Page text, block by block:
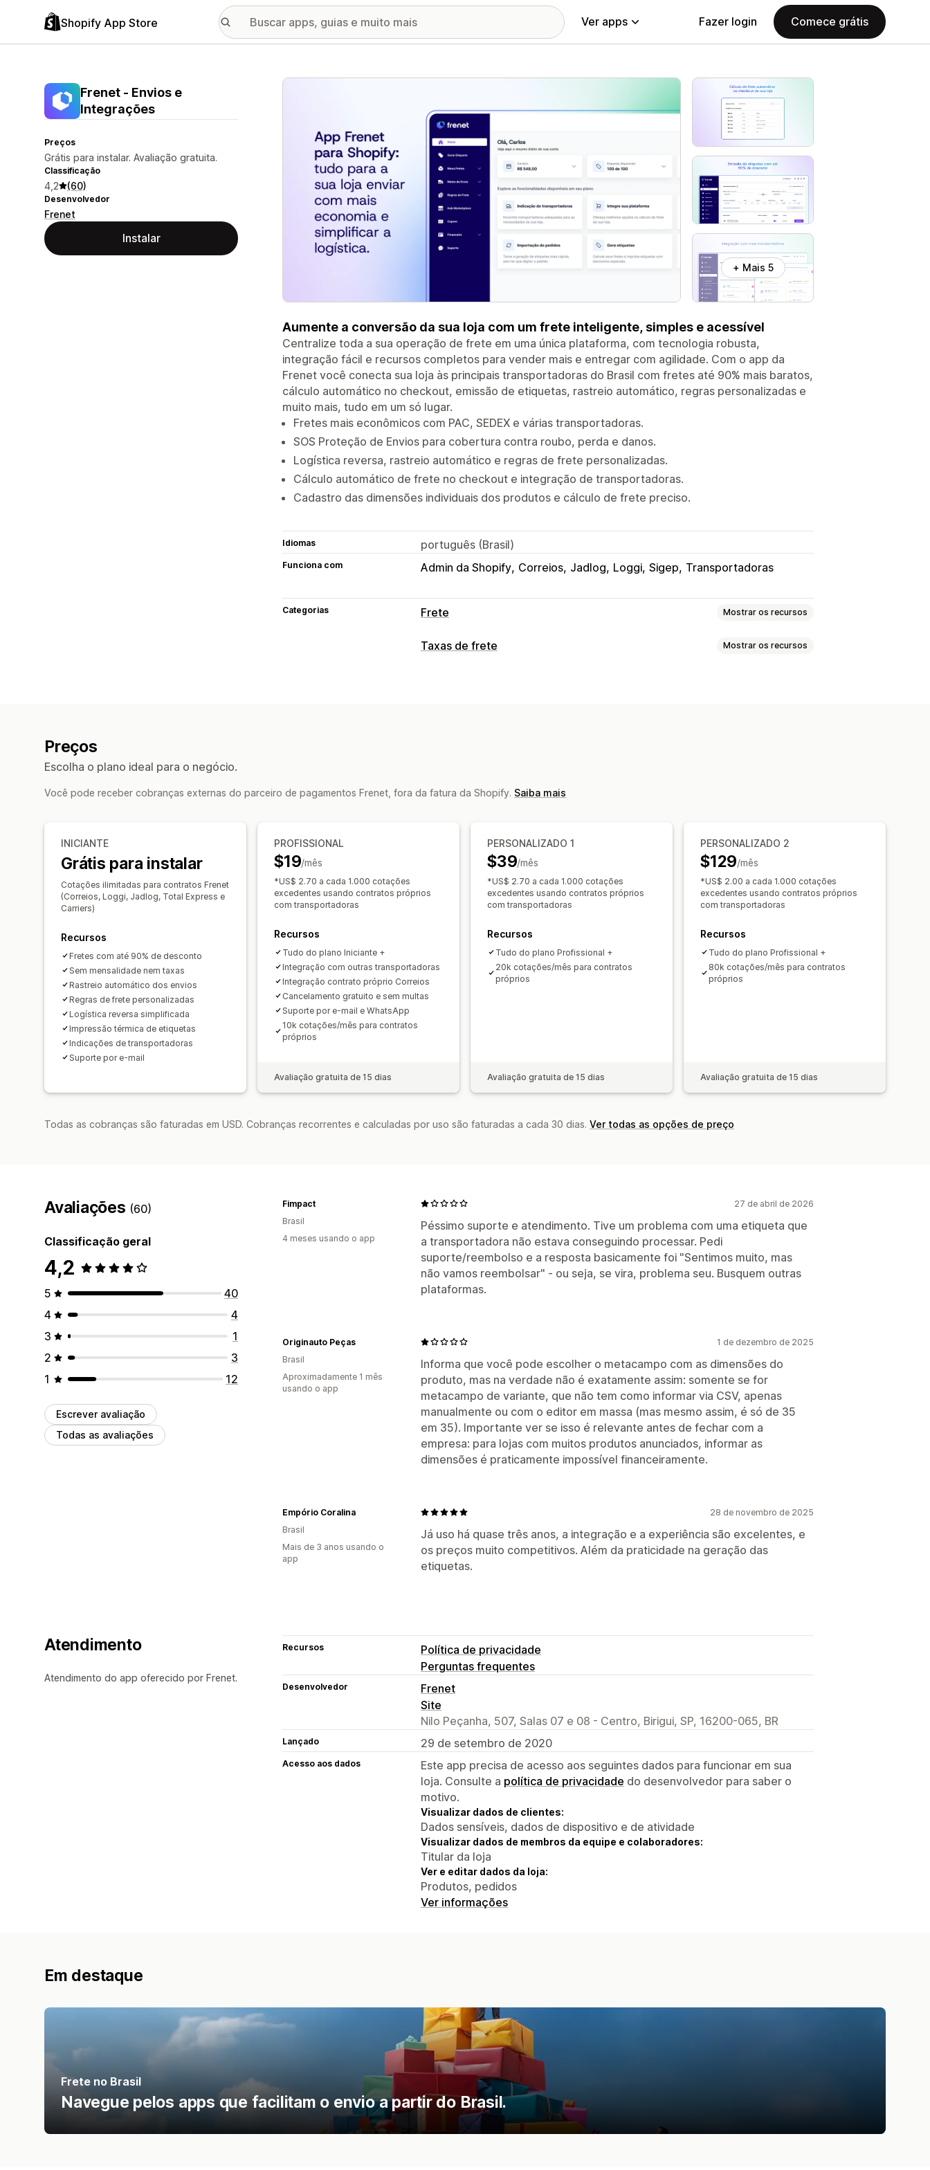
Shopify App Store Ver apps Fazer login Comece grátis
Frenet ‑ Envios e
Integrações
Preços
Grátis para instalar. Avaliação gratuita.
Classificação
4,2 (60)
Desenvolvedor
Frenet
Instalar
Galeria de imagens em destaque
+ Mais 5
Aumente a conversão da sua loja com um frete inteligente, simples e acessível
Centralize toda a sua operação de frete em uma única plataforma, com tecnologia robusta,
integração fácil e recursos completos para vender mais e entregar com agilidade. Com o app da
Frenet você conecta sua loja às principais transportadoras do Brasil com fretes até 90% mais baratos,
cálculo automático no checkout, emissão de etiquetas, rastreio automático, regras personalizadas e
muito mais, tudo em um só lugar.
Fretes mais econômicos com PAC, SEDEX e várias transportadoras.
SOS Proteção de Envios para cobertura contra roubo, perda e danos.
Logística reversa, rastreio automático e regras de frete personalizadas.
Cálculo automático de frete no checkout e integração de transportadoras.
Cadastro das dimensões individuais dos produtos e cálculo de frete preciso.
Idiomas português (Brasil)
Funciona com Admin da Shopify Correios Jadlog Loggi Sigep Transportadoras
Categorias Frete Mostrar os recursos
Etiquetas e embalagem
Taxas de frete Mostrar os recursos
Regras personalizadas
Preços
Escolha o plano ideal para o negócio.
Você pode receber cobranças externas do parceiro de pagamentos Frenet, fora da fatura da Shopify. Saiba mais
INICIANTE
Grátis para instalar
Cotações ilimitadas para contratos Frenet
(Correios, Loggi, Jadlog, Total Express e
Carriers)
Recursos
Fretes com até 90% de desconto
Sem mensalidade nem taxas
Rastreio automático dos envios
Regras de frete personalizadas
Logística reversa simplificada
Impressão térmica de etiquetas
Indicações de transportadoras
Suporte por e-mail
PROFISSIONAL
$19/mês
*US$ 2.70 a cada 1.000 cotações
excedentes usando contratos próprios
com transportadoras
Recursos
Tudo do plano Iniciante +
Integração com outras transportadoras
Integração contrato próprio Correios
Cancelamento gratuito e sem multas
Suporte por e-mail e WhatsApp
10k cotações/mês para contratos
próprios
Avaliação gratuita de 15 dias
PERSONALIZADO 1
$39/mês
*US$ 2.70 a cada 1.000 cotações
excedentes usando contratos próprios
com transportadoras
Recursos
Tudo do plano Profissional +
20k cotações/mês para contratos
próprios
Avaliação gratuita de 15 dias
PERSONALIZADO 2
$129/mês
*US$ 2.00 a cada 1.000 cotações
excedentes usando contratos próprios
com transportadoras
Recursos
Tudo do plano Profissional +
80k cotações/mês para contratos
próprios
Avaliação gratuita de 15 dias
Todas as cobranças são faturadas em USD. Cobranças recorrentes e calculadas por uso são faturadas a cada 30 dias. Ver todas as opções de preço
Avaliações (60)
Classificação geral
4,2
5
40
4
4
3
1
2
3
1
12
Escrever avaliação
Todas as avaliações
27 de abril de 2026
Péssimo suporte e atendimento. Tive um problema com uma etiqueta que
a transportadora não estava conseguindo processar. Pedi
suporte/reembolso e a resposta basicamente foi "Sentimos muito, mas
não vamos reembolsar" - ou seja, se vira, problema seu. Busquem outras
plataformas.
Fimpact
Brasil
4 meses usando o app
1 de dezembro de 2025
Informa que você pode escolher o metacampo com as dimensões do
produto, mas na verdade não é exatamente assim: somente se for
metacampo de variante, que não tem como informar via CSV, apenas
manualmente ou com o editor em massa (mas mesmo assim, é só de 35
em 35). Importante ver se isso é relevante antes de fechar com a
empresa: para lojas com muitos produtos anunciados, informar as
dimensões é praticamente impossível financeiramente.
Originauto Peças
Brasil
Aproximadamente 1 mês
usando o app
28 de novembro de 2025
Já uso há quase três anos, a integração e a experiência são excelentes, e
os preços muito competitivos. Além da praticidade na geração das
etiquetas.
Empório Coralina
Brasil
Mais de 3 anos usando o
app
Atendimento
Atendimento do app oferecido por Frenet.
Recursos
Política de privacidade
Perguntas frequentes
Desenvolvedor
Frenet
Site
Nilo Peçanha, 507, Salas 07 e 08 - Centro, Birigui, SP, 16200-065, BR
Lançado 29 de setembro de 2020
Acesso aos dados
Este app precisa de acesso aos seguintes dados para funcionar em sua
loja. Consulte a política de privacidade do desenvolvedor para saber o
motivo.
Visualizar dados de clientes:
Dados sensíveis, dados de dispositivo e de atividade
Visualizar dados de membros da equipe e colaboradores:
Titular da loja
Ver e editar dados da loja:
Produtos, pedidos
Ver informações
Em destaque
Frete no Brasil
Navegue pelos apps que facilitam o envio a partir do Brasil.